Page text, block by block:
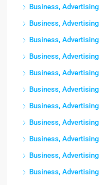
Business, Advertising
Business, Advertising
Business, Advertising
Business, Advertising
Business, Advertising
Business, Advertising
Business, Advertising
Business, Advertising
Business, Advertising
Business, Advertising
Business, Advertising